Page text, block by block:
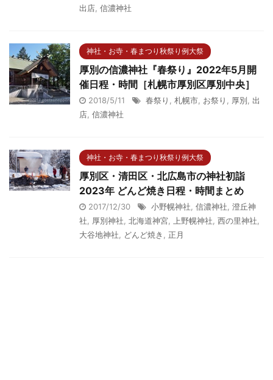
出店, 信濃神社
神社・お寺・春まつり秋祭り例大祭
厚別の信濃神社『春祭り』2022年5月開
催日程・時間［札幌市厚別区厚別中央］
2018/5/11 春祭り , 札幌市, お祭り , 厚別, 出
店, 信濃神社
神社・お寺・春まつり秋祭り例大祭
厚別区・清田区・北広島市の神社初詣
2023年 どんど焼き日程・時間まとめ
2017/12/30 小野幌神社, 信濃神社, 澄丘神
社, 厚別神社, 北海道神宮, 上野幌神社, 西の里神社,
大谷地神社, どんど焼き , 正月